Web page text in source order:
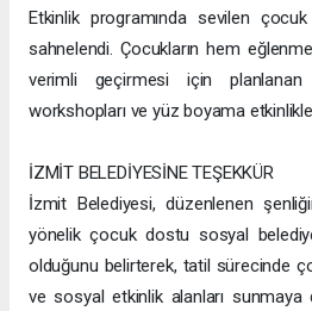
Etkinlik programında sevilen
sahnelendi. Çocukların hem
verimli geçirmesi için
workshopları ve yüz boyama
İZMİT BELEDİYESİNE TEŞEKKÜR
İzmit Belediyesi, düzenlenen
yönelik çocuk dostu sosyal
olduğunu belirterek, tatil sürecinde
ve sosyal etkinlik alanları